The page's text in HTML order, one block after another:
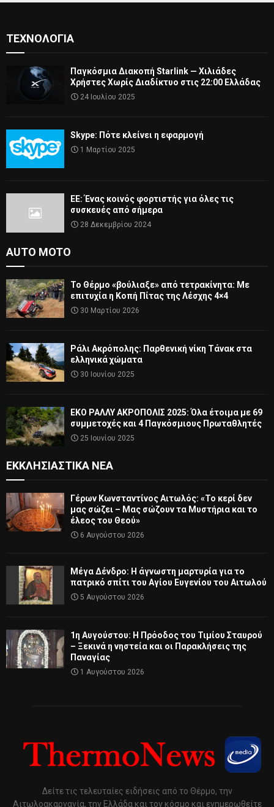
ΤΕΧΝΟΛΟΓΊΑ
Παγκόσμια Διακοπή Starlink — Χιλιάδες
Χρήστες Χωρίς Διαδίκτυο στις 22:00 Ελλάδας
24 Ιουλίου 2025
Skype: Πότε κλείνει η εφαρμογή
1 Μαρτίου 2025
ΕΕ: Ένας κοινός φορτιστής για όλες τις
συσκευές από σήμερα
28 Δεκεμβρίου 2024
AUTO MOTO
Το Θέρμο «βούλιαξε» από τετρακίνητα: Με
επιτυχία η Κοπή Πίτας της Λέσχης 4×4
30 Μαρτίου 2026
Ράλι Ακρόπολης: Παρθενική νίκη Τάνακ στα
ελληνικά χώματα
30 Ιουνίου 2025
ΕΚΟ ΡΑΛΛΥ ΑΚΡΟΠΟΛΙΣ 2025: Όλα έτοιμα με 69
συμμετοχές και 4 Παγκόσμιους Πρωταθλητές
25 Ιουνίου 2025
ΕΚΚΛΗΣΙΑΣΤΙΚΆ ΝΈΑ
Γέρων Κωνσταντίνος Αιτωλός: «Το κερί δεν
μας σώζει – Μας σώζουν τα Μυστήρια και το
έλεος του Θεού»
6 Αυγούστου 2026
Μέγα Δένδρο: Η άγνωστη μαρτυρία για το
πατρικό σπίτι του Αγίου Ευγενίου του Αιτωλού
5 Αυγούστου 2026
1η Αυγούστου: Η Πρόοδος του Τιμίου Σταυρού
– Ξεκινά η νηστεία και οι Παρακλήσεις της
Παναγίας
1 Αυγούστου 2026
Δείτε τις τελευταίες ειδήσεις από το Θέρμο, την
Αιτωλοακαρνανία, την Ελλάδα και τον κόσμο και ενημερωθείτε